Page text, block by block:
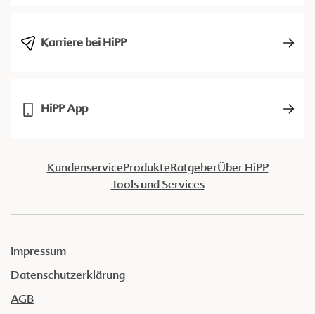
Karriere bei HiPP
HiPP App
KundenserviceProdukteRatgeberÜber HiPP
Tools und Services
Impressum
Datenschutzerklärung
AGB